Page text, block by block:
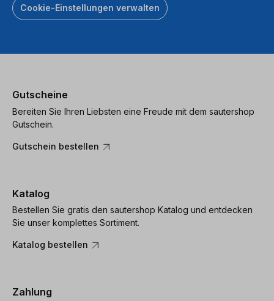
Cookie-Einstellungen verwalten
Gutscheine
Bereiten Sie Ihren Liebsten eine Freude mit dem sautershop
Gutschein.
Gutschein bestellen
Katalog
Bestellen Sie gratis den sautershop Katalog und entdecken
Sie unser komplettes Sortiment.
Katalog bestellen
Zahlung